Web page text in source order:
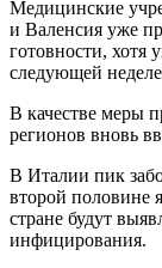
Медицинские
и Валенсия уже
готовности, хотя
следующей
В качестве меры
регионов вновь
В Италии пик
второй половине
стране будут
инфицирования.